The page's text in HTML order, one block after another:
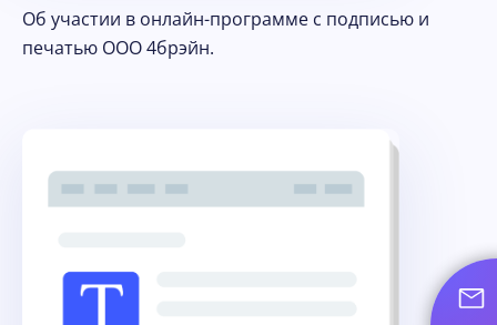
Об участии в онлайн-программе с подписью и
печатью ООО 4брэйн.